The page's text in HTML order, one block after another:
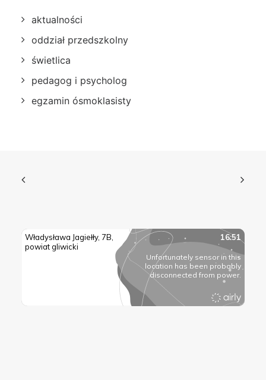
aktualności
oddział przedszkolny
świetlica
pedagog i psycholog
egzamin ósmoklasisty